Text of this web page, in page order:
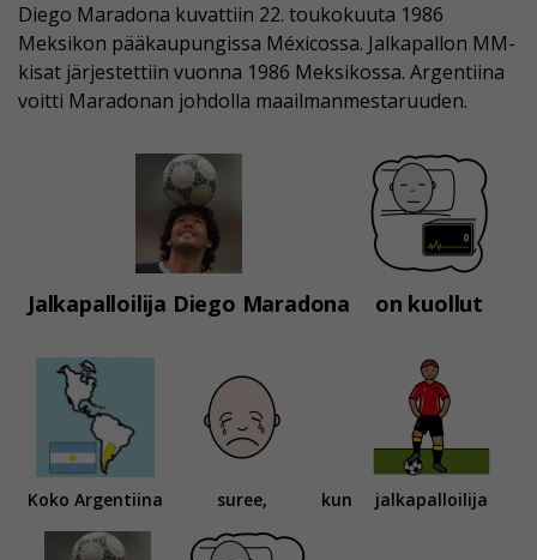
Jalkapalloilija Diego Maradona on kuollut
Diego Maradona kuvattiin 22. toukokuuta 1986
Meksikon pääkaupungissa Méxicossa. Jalkapallon MM-
kisat järjestettiin vuonna 1986 Meksikossa. Argentiina
voitti Maradonan johdolla maailmanmestaruuden.
Koko Argentiina suree, kun jalkapalloilija